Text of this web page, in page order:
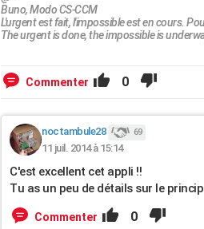
Buno, Modo CS-CCM
L'urgent est fait, l'impossible est en cours.
The urgent is done, the impossible is
Commenter 0
noctambule28 69
11 juil. 2014 à 15:14
C'est excellent cet appli !!
Tu as un peu de détails sur le
Commenter 0